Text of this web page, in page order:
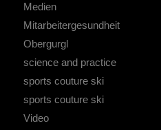
Medien
Mitarbeitergesundheit
Obergurgl
science and practice
sports couture ski
sports couture ski
Video